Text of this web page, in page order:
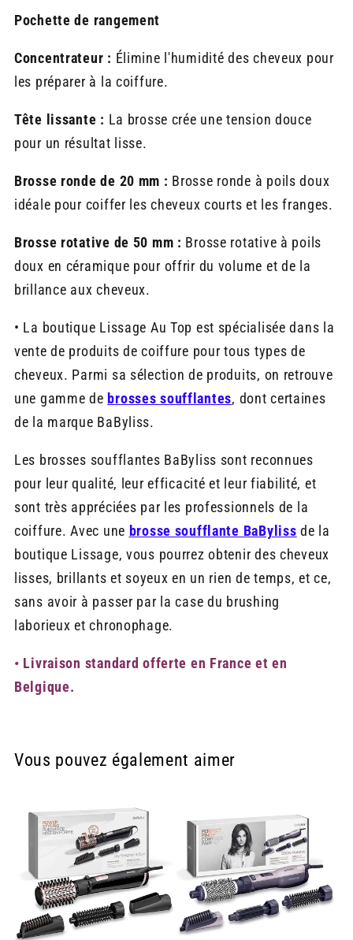
Pochette de rangement
Concentrateur : Élimine l'humidité des cheveux pour
les préparer à la coiffure.
Tête lissante : La brosse crée une tension douce
pour un résultat lisse.
Brosse ronde de 20 mm : Brosse ronde à poils doux
idéale pour coiffer les cheveux courts et les franges.
Brosse rotative de 50 mm : Brosse rotative à poils
doux en céramique pour offrir du volume et de la
brillance aux cheveux.
• La boutique Lissage Au Top est spécialisée dans la
vente de produits de coiffure pour tous types de
cheveux. Parmi sa sélection de produits, on retrouve
une gamme de brosses soufflantes, dont certaines
de la marque BaByliss.
Les brosses soufflantes BaByliss sont reconnues
pour leur qualité, leur efficacité et leur fiabilité, et
sont très appréciées par les professionnels de la
coiffure. Avec une brosse soufflante BaByliss de la
boutique Lissage, vous pourrez obtenir des cheveux
lisses, brillants et soyeux en un rien de temps, et ce,
sans avoir à passer par la case du brushing
laborieux et chronophage.
• Livraison standard offerte en France et en
Belgique.
Vous pouvez également aimer